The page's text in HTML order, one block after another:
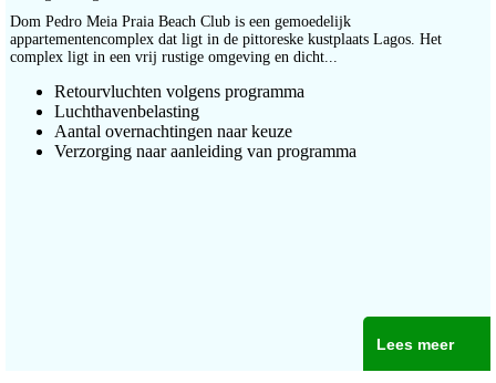
Dom Pedro Meia Praia Beach Club is een gemoedelijk
appartementencomplex dat ligt in de pittoreske kustplaats Lagos. Het
complex ligt in een vrij rustige omgeving en dicht...
Retourvluchten volgens programma
Luchthavenbelasting
Aantal overnachtingen naar keuze
Verzorging naar aanleiding van programma
Lees meer